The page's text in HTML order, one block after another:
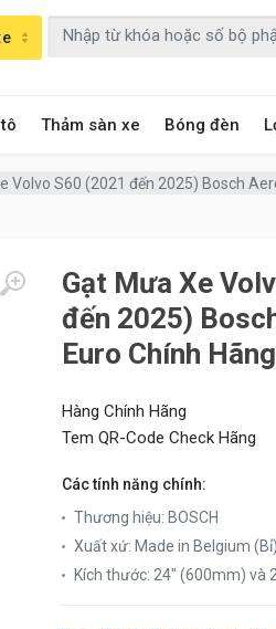
Thảm sàn xe Bóng đèn
Volvo S60 (2021 đến 2025) Bosch
Gạt Mưa Xe
đến 2025)
Euro Chính Hãng
Hàng Chính Hãng
Tem QR-Code Check Hãng
Các tính năng chính:
Thương hiệu: BOSCH
Xuất xứ: Made in Belgium (Bỉ)
Kích thước: 24″ (600mm) và